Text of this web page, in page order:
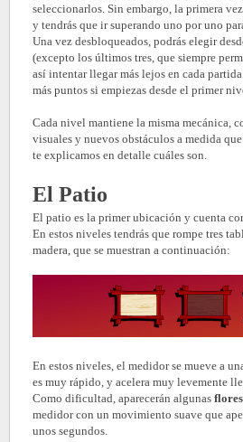
seleccionarlos. Sin embargo, la primera
y tendrás que ir superando uno por uno
Una vez desbloqueados, podrás elegir
(excepto los últimos tres, que siempre
así intentar llegar más lejos en cada
más puntos si empiezas desde el primer
Cada nivel mantiene la misma mecánica,
visuales y nuevos obstáculos a medida
te explicamos en detalle cuáles son.
El Patio
El patio es la primer ubicación y cuenta
En estos niveles tendrás que rompe tres
madera, que se muestran a continuación:
En estos niveles, el medidor se mueve a
es muy rápido, y acelera muy levemente
Como dificultad, aparecerán algunas flores
medidor con un movimiento suave que
unos segundos.